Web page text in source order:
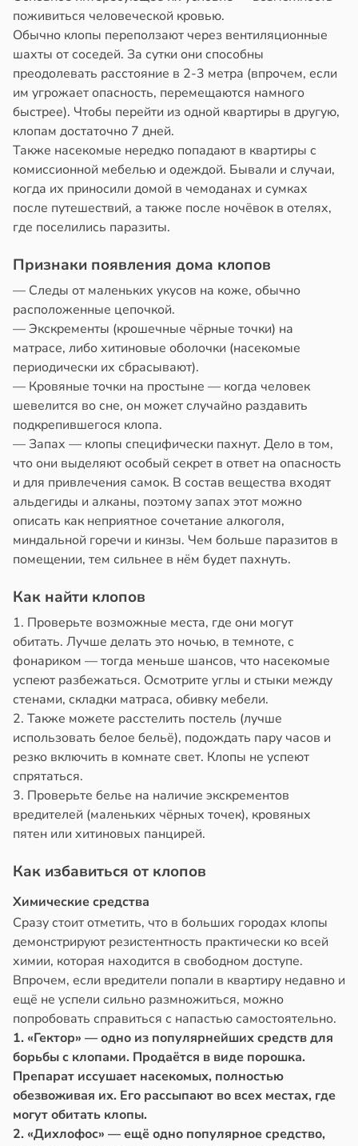
поживиться человеческой кровью.
Обычно клопы переползают через вентиляционные
шахты от соседей. За сутки они способны
преодолевать расстояние в 2-3 метра (впрочем, если
им угрожает опасность, перемещаются намного
быстрее). Чтобы перейти из одной квартиры в другую,
клопам достаточно 7 дней.
Также насекомые нередко попадают в квартиры с
комиссионной мебелью и одеждой. Бывали и случаи,
когда их приносили домой в чемоданах и сумках
после путешествий, а также после ночёвок в отелях,
где поселились паразиты.
Признаки появления дома клопов
— Следы от маленьких укусов на коже, обычно
расположенные цепочкой.
— Экскременты (крошечные чёрные точки) на
матрасе, либо хитиновые оболочки (насекомые
периодически их сбрасывают).
— Кровяные точки на простыне — когда человек
шевелится во сне, он может случайно раздавить
подкрепившегося клопа.
— Запах — клопы специфически пахнут. Дело в том,
что они выделяют особый секрет в ответ на опасность
и для привлечения самок. В состав вещества входят
альдегиды и алканы, поэтому запах этот можно
описать как неприятное сочетание алкоголя,
миндальной горечи и кинзы. Чем больше паразитов в
помещении, тем сильнее в нём будет пахнуть.
Как найти клопов
1. Проверьте возможные места, где они могут
обитать. Лучше делать это ночью, в темноте, с
фонариком — тогда меньше шансов, что насекомые
успеют разбежаться. Осмотрите углы и стыки между
стенами, складки матраса, обивку мебели.
2. Также можете расстелить постель (лучше
использовать белое бельё), подождать пару часов и
резко включить в комнате свет. Клопы не успеют
спрятаться.
3. Проверьте белье на наличие экскрементов
вредителей (маленьких чёрных точек), кровяных
пятен или хитиновых панцирей.
Как избавиться от клопов
Химические средства
Сразу стоит отметить, что в больших городах клопы
демонстрируют резистентность практически ко всей
химии, которая находится в свободном доступе.
Впрочем, если вредители попали в квартиру недавно и
ещё не успели сильно размножиться, можно
попробовать справиться с напастью самостоятельно.
1. «Гектор» — одно из популярнейших средств для
борьбы с клопами. Продаётся в виде порошка.
Препарат иссушает насекомых, полностью
обезвоживая их. Его рассыпают во всех местах, где
могут обитать клопы.
2. «Дихлофос» — ещё одно популярное средство,